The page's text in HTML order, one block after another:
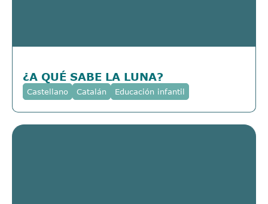
¿A QUÉ SABE LA LUNA?
Castellano Catalán Educación infantil